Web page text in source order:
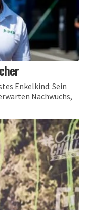
Enkelkind: Sein
Nachwuchs,